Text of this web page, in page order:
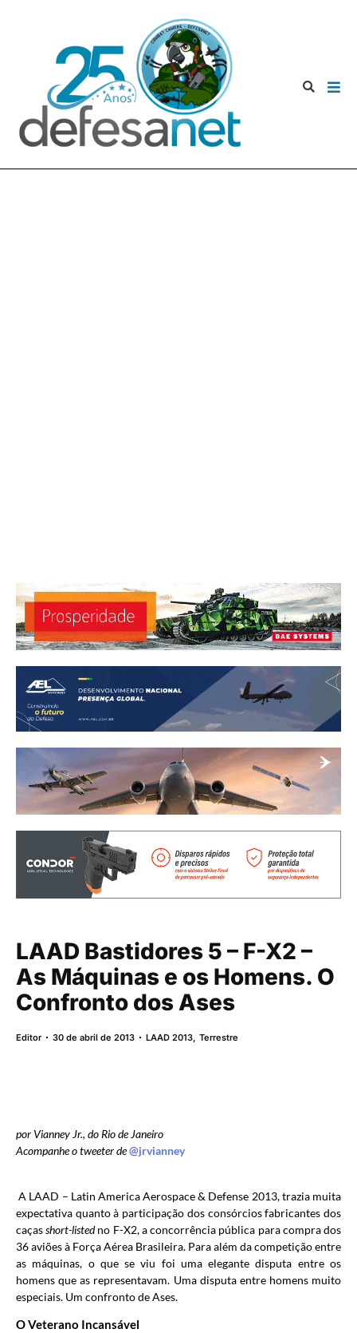
LAAD Bastidores 5 – F-X2 –
As Máquinas e os Homens. O
Confronto dos Ases
Editor 30 de abril de 2013 LAAD 2013,Terrestre
por Vianney Jr., do Rio de Janeiro
Acompanhe o tweeter de@jrvianney
A LAAD – Latin America Aerospace & Defense 2013, trazia muita
expectativa quanto à participação dos consórcios fabricantes dos
caçasshort-listedno F-X2, a concorrência pública para compra dos
36 aviões à Força Aérea Brasileira. Para além da competição entre
as máquinas, o que se viu foi uma elegante disputa entre os
homens que as representavam. Uma disputa entre homens muito
especiais. Um confronto de Ases.
O Veterano Incansável